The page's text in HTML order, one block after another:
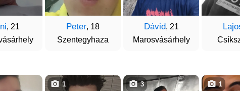
, 21
Peter, 18
Szentegyhaza
Dávid, 21
Marosvásárhely
1 3 1